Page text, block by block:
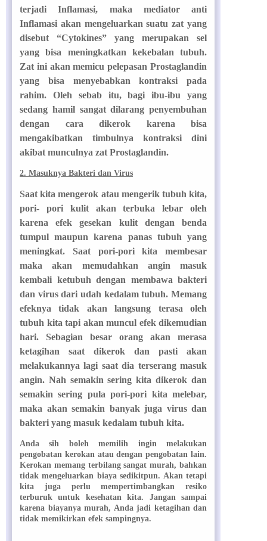
terjadi Inflamasi, maka mediator anti
Inflamasi akan mengeluarkan suatu zat yang
disebut “Cytokines” yang merupakan sel
yang bisa meningkatkan kekebalan tubuh.
Zat ini akan memicu pelepasan Prostaglandin
yang bisa menyebabkan kontraksi pada
rahim. Oleh sebab itu, bagi ibu-ibu yang
sedang hamil sangat dilarang penyembuhan
dengan cara dikerok karena bisa
mengakibatkan timbulnya kontraksi dini
akibat munculnya zat Prostaglandin.
2. Masuknya Bakteri dan Virus
Saat kita mengerok atau mengerik tubuh kita,
pori- pori kulit akan terbuka lebar oleh
karena efek gesekan kulit dengan benda
tumpul maupun karena panas tubuh yang
meningkat. Saat pori-pori kita membesar
maka akan memudahkan angin masuk
kembali ketubuh dengan membawa bakteri
dan virus dari udah kedalam tubuh. Memang
efeknya tidak akan langsung terasa oleh
tubuh kita tapi akan muncul efek dikemudian
hari. Sebagian besar orang akan merasa
ketagihan saat dikerok dan pasti akan
melakukannya lagi saat dia terserang masuk
angin. Nah semakin sering kita dikerok dan
semakin sering pula pori-pori kita melebar,
maka akan semakin banyak juga virus dan
bakteri yang masuk kedalam tubuh kita.
Anda sih boleh memilih ingin melakukan
pengobatan kerokan atau dengan pengobatan lain.
Kerokan memang terbilang sangat murah, bahkan
tidak mengeluarkan biaya sedikitpun. Akan tetapi
kita juga perlu mempertimbangkan resiko
terburuk untuk kesehatan kita. Jangan sampai
karena biayanya murah, Anda jadi ketagihan dan
tidak memikirkan efek sampingnya.